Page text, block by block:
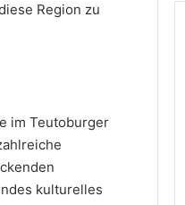
Region zu
im Teutoburger
kulturelles